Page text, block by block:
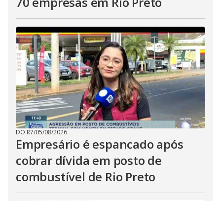
DO R7/05/08/2026
Empresário é espancado após
cobrar dívida em posto de
combustível de Rio Preto